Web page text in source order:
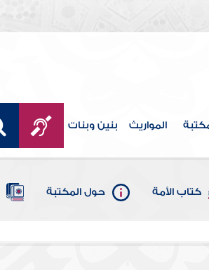
المواريث بنين وبنات
كتاب الأمة حول المكتبة